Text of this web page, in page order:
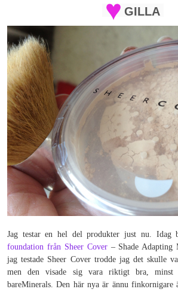
GILLA
Jag testar en hel del produkter just nu. Idag
foundation från Sheer Cover– Shade Adapting
jag testade Sheer Cover trodde jag det skulle
men den visade sig vara riktigt bra, minst
bareMinerals. Den här nya är ännu finkornigare